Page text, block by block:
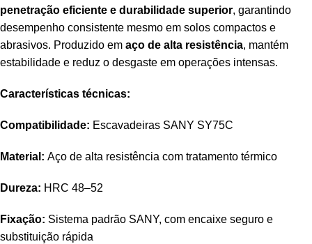
penetração eficiente e durabilidade superior, garantindo
desempenho consistente mesmo em solos compactos e
abrasivos. Produzido em aço de alta resistência, mantém
estabilidade e reduz o desgaste em operações intensas.
Características técnicas:
Compatibilidade: Escavadeiras SANY SY75C
Material: Aço de alta resistência com tratamento térmico
Dureza: HRC 48–52
Fixação: Sistema padrão SANY, com encaixe seguro e
substituição rápida